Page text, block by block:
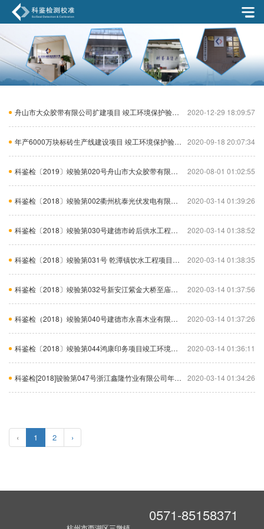
舟山市大众胶带有限公司扩建项目 竣工环境保护验收监测报告（固废） 2020-12-29 18:09:57
年产6000万块标砖生产线建设项目 竣工环境保护验收监测报告表 2020-09-18 20:07:34
科鉴检〔2019〕竣验第020号舟山市大众胶带有限公司扩建项目竣工环境保护验收监测报告 2020-08-01 01:02:55
科鉴检〔2018〕竣验第002衢州杭泰光伏发电有限公司正泰新能源衢州160MWP光伏生态公园项目竣工验收监测表 2020-03-14 01:39:26
科鉴检〔2018〕竣验第030号建德市岭后供水工程项目建设项目竣工环境保护验收调查表 2020-03-14 01:38:52
科鉴检〔2018〕竣验第031号 乾潭镇饮水工程项目建设项目竣工环境保护验收调查表 2020-03-14 01:38:35
科鉴检〔2018〕竣验第032号新安江紫金大桥至庙嘴污水干管工程项目建设项目竣工环境保护验收调查表 2020-03-14 01:37:56
科鉴检（2018）竣验第040号建德市永喜木业有限公司竣工环境保护验收调查表 2020-03-14 01:37:26
科鉴检〔2018〕竣验第044鸿康印务项目竣工环境保护验收调查表 2020-03-14 01:36:11
科鉴检[2018]骏验第047号浙江鑫隆竹业有限公司年产8万m3竹刨花板生产线技改项目竣工环境保护验收监测报告表 2020-03-14 01:34:26
‹ 1 2 ›
0571-85158371